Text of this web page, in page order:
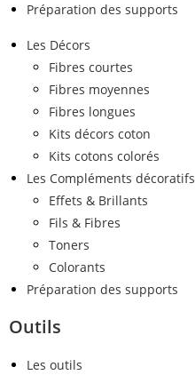
Préparation des supports
Les Décors
Fibres courtes
Fibres moyennes
Fibres longues
Kits décors coton
Kits cotons colorés
Les Compléments décoratifs
Effets & Brillants
Fils & Fibres
Toners
Colorants
Préparation des supports
Outils
Les outils